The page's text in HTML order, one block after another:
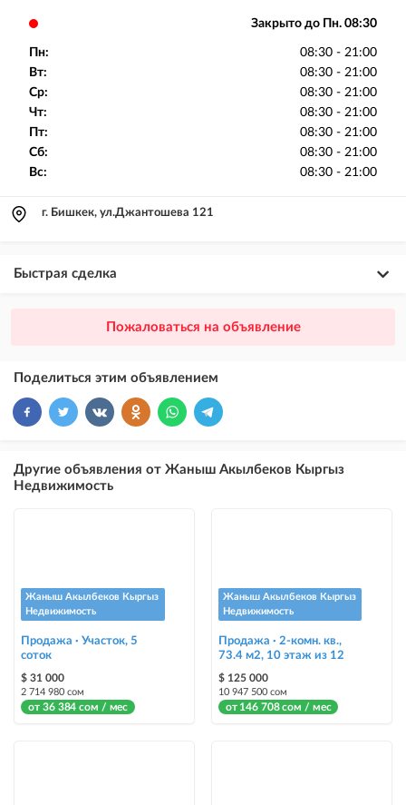
Закрыто до Пн. 08:30
Пн:
08:30 - 21:00
Вт:
08:30 - 21:00
Ср:
08:30 - 21:00
Чт:
08:30 - 21:00
Пт:
08:30 - 21:00
Сб:
08:30 - 21:00
Вс:
08:30 - 21:00
г. Бишкек, ул.Джантошева 121
Быстрая сделка
размещение объявления выше бесплатных объявлений
размещение объявления выше бесплатных объявлений (после VIP)
размещение объявления на Instagram аккаунте @house_kg и на
Telegram канале + платное продвижение на Instagram
Выделить цветом
выделение объявления цветом среди других объявлений
Пожаловаться на объявление
Поделиться этим объявлением
Другие объявления от Жаныш Акылбеков Кыргыз
Недвижимость
Жаныш Акылбеков Кыргыз
Недвижимость
Продажа · Участок, 5
соток
$ 31 000
2 714 980 сом
от 36 384 сом / мес
Жаныш Акылбеков Кыргыз
Недвижимость
Продажа · 2-комн. кв.,
73.4 м2, 10 этаж из 12
$ 125 000
10 947 500 сом
от 146 708 сом / мес